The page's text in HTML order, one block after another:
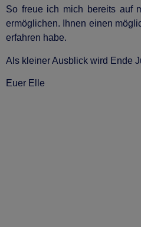
So freue ich mich bereits auf
ermöglichen. Ihnen einen
erfahren habe.
Als kleiner Ausblick wird Ende
Euer Elle